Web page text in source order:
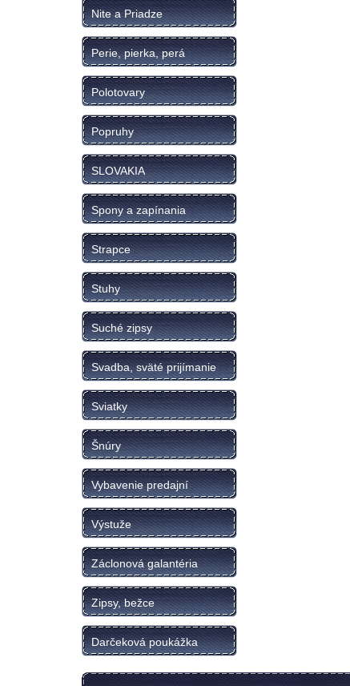
Nite a Priadze
Perie, pierka, perá
Polotovary
Popruhy
SLOVAKIA
Spony a zapínania
Strapce
Stuhy
Suché zipsy
Svadba, sväté prijímanie
Sviatky
Šnúry
Vybavenie predajní
Výstuže
Záclonová galantéria
Zipsy, bežce
Darčeková poukážka